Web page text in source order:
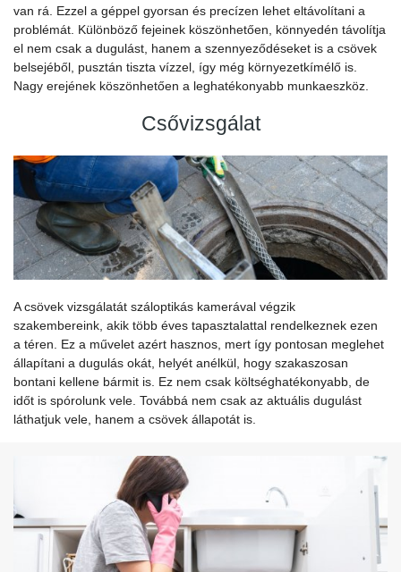
van rá. Ezzel a géppel gyorsan és precízen lehet eltávolítani a
problémát. Különböző fejeinek köszönhetően, könnyedén távolítja
el nem csak a dugulást, hanem a szennyeződéseket is a csövek
belsejéből, pusztán tiszta vízzel, így még környezetkímélő is.
Nagy erejének köszönhetően a leghatékonyabb munkaeszköz.
Csővizsgálat
A csövek vizsgálatát száloptikás kamerával végzik
szakembereink, akik több éves tapasztalattal rendelkeznek ezen
a téren. Ez a művelet azért hasznos, mert így pontosan meglehet
állapítani a dugulás okát, helyét anélkül, hogy szakaszosan
bontani kellene bármit is. Ez nem csak költséghatékonyabb, de
időt is spórolunk vele. Továbbá nem csak az aktuális dugulást
láthatjuk vele, hanem a csövek állapotát is.